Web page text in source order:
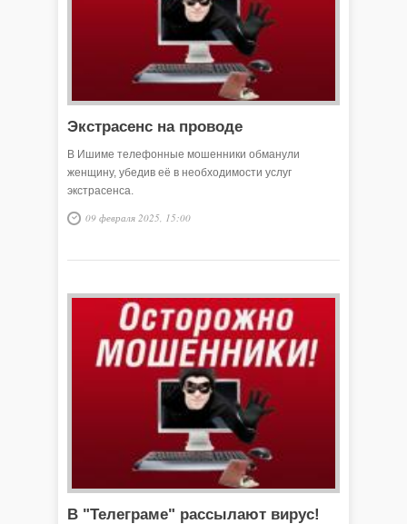
Экстрасенс на проводе
В Ишиме телефонные мошенники обманули
женщину, убедив её в необходимости услуг
экстрасенса.
09 февраля 2025, 15:00
В "Телеграме" рассылают вирус!